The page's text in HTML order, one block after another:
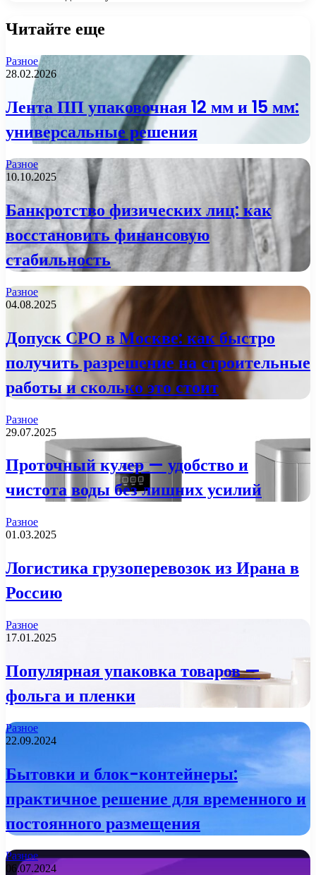
Читайте еще
Разное
28.02.2026
Лента ПП упаковочная 12 мм и 15 мм:
универсальные решения
Разное
10.10.2025
Банкротство физических лиц: как
восстановить финансовую
стабильность
Разное
04.08.2025
Допуск СРО в Москве: как быстро
получить разрешение на строительные
работы и сколько это стоит
Разное
29.07.2025
Проточный кулер — удобство и
чистота воды без лишних усилий
Разное
01.03.2025
Логистика грузоперевозок из Ирана в
Россию
Разное
17.01.2025
Популярная упаковка товаров —
фольга и пленки
Разное
22.09.2024
Бытовки и блок-контейнеры:
практичное решение для временного и
постоянного размещения
Разное
06.07.2024